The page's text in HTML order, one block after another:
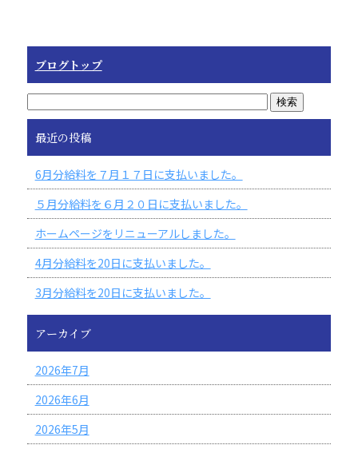
ブログトップ
最近の投稿
6月分給料を７月１７日に支払いました。
５月分給料を６月２０日に支払いました。
ホームページをリニューアルしました。
4月分給料を20日に支払いました。
3月分給料を20日に支払いました。
アーカイブ
2026年7月
2026年6月
2026年5月